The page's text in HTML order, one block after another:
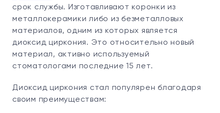
срок службы. Изготавливают коронки из
металлокерамики либо из безметалловых
материалов, одним из которых является
диоксид циркония. Это относительно новый
материал, активно используемый
стоматологами последние 15 лет.
Диоксид циркония стал популярен благодаря
своим преимуществам: